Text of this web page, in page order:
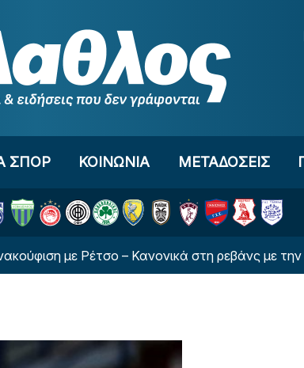
ΣΠΟΡ ΚΟΙΝΩΝΙΑ ΜΕΤΑΔΟΣΕΙΣ
Ρέτσο – Κανονικά στη ρεβάνς με την Ναϊμέγκεν